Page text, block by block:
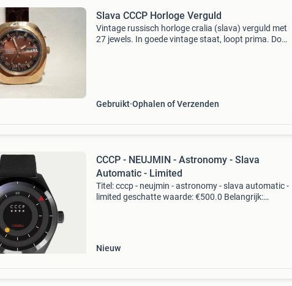
Slava CCCP Horloge Verguld
Vintage russisch horloge cralia (slava) verguld met
27 jewels. In goede vintage staat, loopt prima. Doe
Gebruikt Ophalen of Verzenden
CCCP - NEUJMIN - Astronomy - Slava
Automatic - Limited
Titel: cccp - neujmin - astronomy - slava automatic -
limited geschatte waarde: €500.0 Belangrijk:
Nieuw